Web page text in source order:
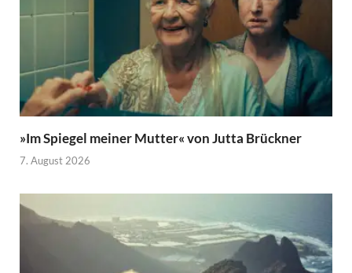
»Im Spiegel meiner Mutter« von Jutta Brückner
7. August 2026